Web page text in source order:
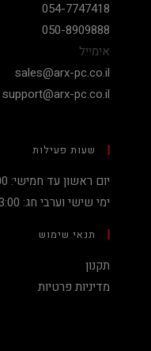
054-7747418
050-8909888
אימייל
sales@arx-pc.co.il
support@arx-pc.co.il
שעות פעילות
יום ראשון עד חמישי: 10:00-18:00
ימי שישי וערבי חג: 10:00-13:00
תנאי שימוש
תקנון
מדיניות פרטיות